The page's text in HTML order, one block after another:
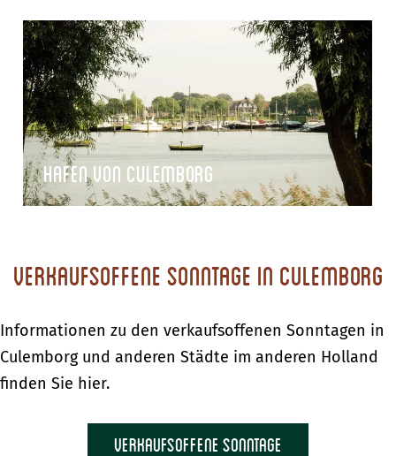
Hafen von Culemborg
Verkaufsoffene Sonntage in Culemborg
Informationen zu den verkaufsoffenen Sonntagen in
Culemborg und anderen Städte im anderen Holland
finden Sie hier.
Verkaufsoffene Sonntage